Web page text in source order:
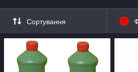
Сортування 0